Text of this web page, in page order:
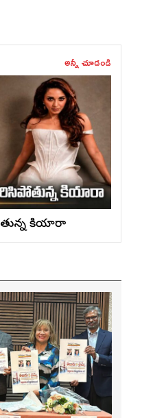
అన్నీ చూడండి
కియారా